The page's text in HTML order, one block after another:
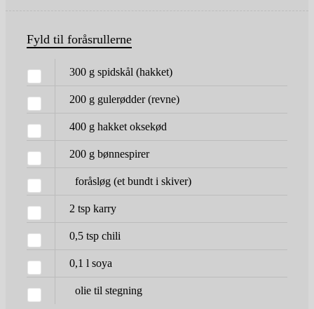
Fyld til foråsrullerne
300 g spidskål (hakket)
200 g gulerødder (revne)
400 g hakket oksekød
200 g bønnespirer
foråsløg (et bundt i skiver)
2 tsp karry
0,5 tsp chili
0,1 l soya
olie til stegning